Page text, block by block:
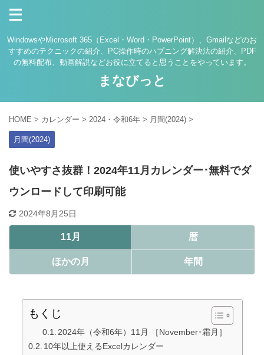
WindowsやMicrosoft 365（Excel・Word・PowerPoint）、Gmailなどのお
すすめのテクニックの紹介、PC操作時のハプニング解決法の紹介、PDF
の無料配布、動画解説などお役に立てると思うことをやっています。
まなびっと
HOME > カレンダー > 2024・令和6年 > 月間(2024) >
月間(2024)
使いやすさ抜群！2024年11月カレンダー･無料でダ
ウンロードして印刷可能
2024年8月25日
11月 暦
ほかの月 年間
もくじ
2024年（令和6年）11月 ［November･霜月］
10年以上使えるExcelカレンダー